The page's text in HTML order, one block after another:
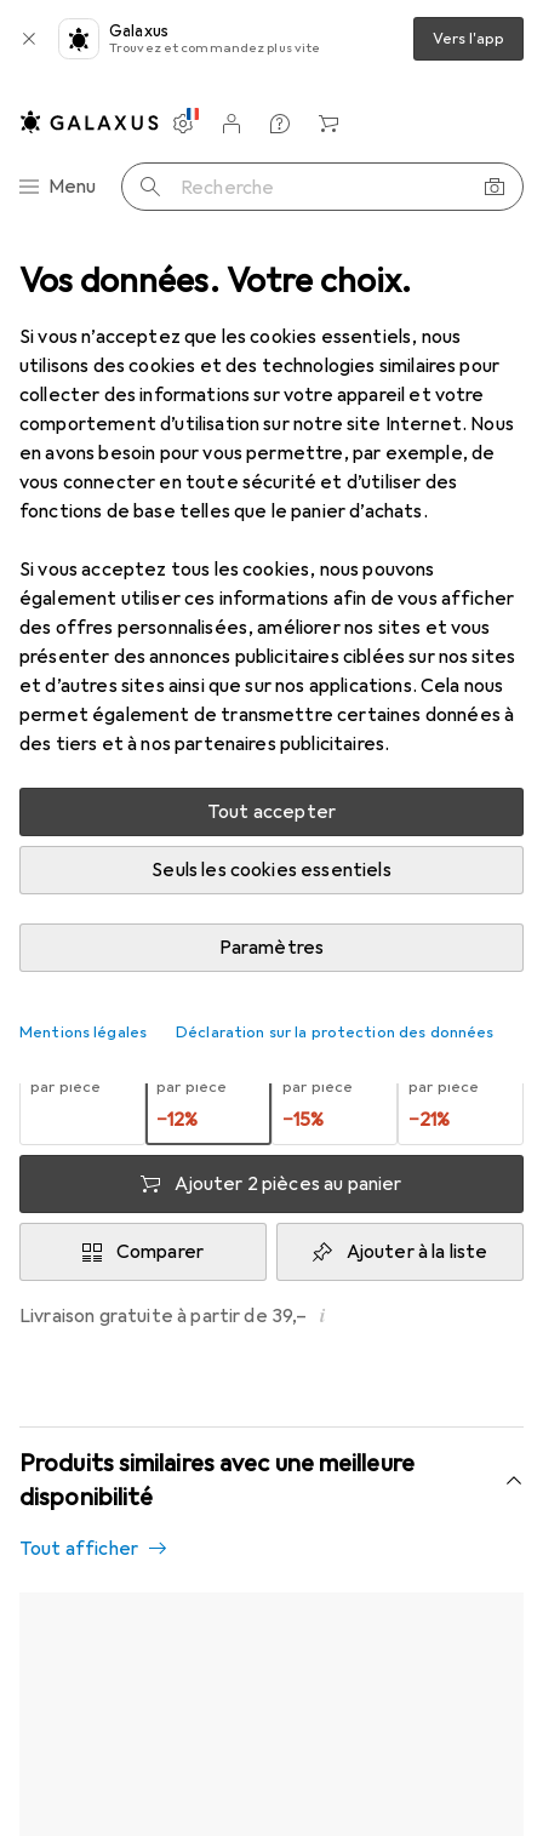
Vos données. Votre choix.
Si vous n’acceptez que les cookies essentiels, nous
utilisons des cookies et des technologies similaires pour
collecter des informations sur votre appareil et votre
comportement d’utilisation sur notre site Internet. Nous
en avons besoin pour vous permettre, par exemple, de
vous connecter en toute sécurité et d’utiliser des
fonctions de base telles que le panier d’achats.
Si vous acceptez tous les cookies, nous pouvons
également utiliser ces informations afin de vous afficher
des offres personnalisées, améliorer nos sites et vous
présenter des annonces publicitaires ciblées sur nos sites
et d’autres sites ainsi que sur nos applications. Cela nous
permet également de transmettre certaines données à
des tiers et à nos partenaires publicitaires.
Tout accepter
Seuls les cookies essentiels
Paramètres
Mentions légales Déclaration sur la protection des données
Galaxus
Trouvez et commandez plus vite Vers l'app
Navigation par catégorie
Menu Recherche
Paramètres
Compte client
Listes de comparaison
Listes d'envies
Panier
en façade - USA A vers connecteur 5 pin mainboard femelle - Bu/Bu
3 images
REMISE QUANTITATIVE
Câble USB 2.0 90cm à
montage en façade - USA A vers
connecteur 5 pin mainboard femelle -
Bu/Bu
0.90 m, USB 2.0
Prix en EUR TVA incl.
EUR
11,03 économisezEUR
2,98
Évaluations
Plus de produits StarTech
Livré entre jeu, 20/8 et sam, 22/8
Plus de 10 pièces en stock chez le fournisseur
M'informer si le produit est disponible plus tôt
par pièce
par pièce
−12%
par pièce
−15%
par pièce
−21%
Ajouter 2 pièces au panier
Comparer Ajouter à la liste
Livraison gratuite à partir de 39,– i
Produits similaires avec une meilleure
disponibilité
Tout afficher